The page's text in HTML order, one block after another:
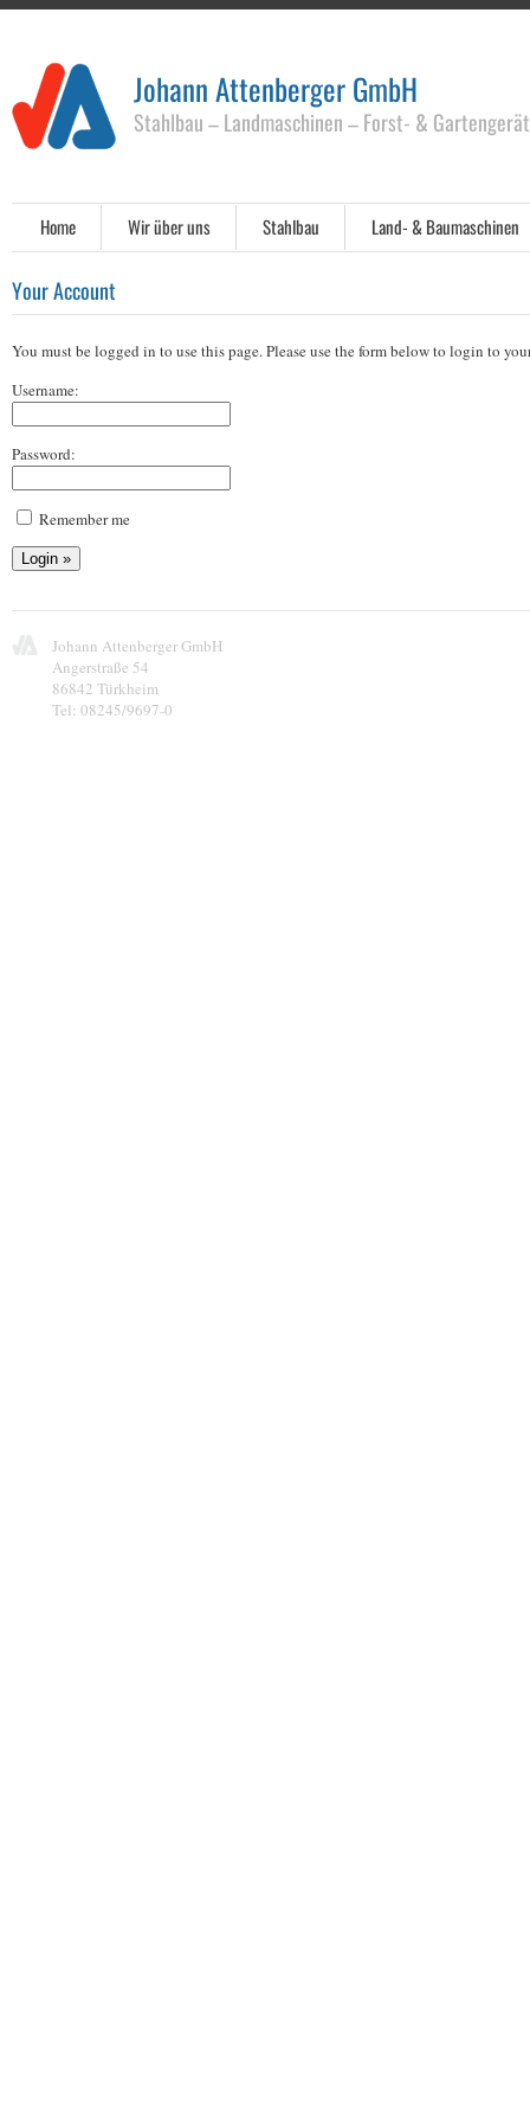
Johann Attenberger GmbH
Stahlbau – Landmaschinen – Forst- &
Home Wir über uns Stahlbau Land- & Baumaschinen
Your Account
You must be logged in to use this page. Please use the form below to login to
Username:
Password:
Remember me
Johann Attenberger GmbH
Angerstraße 54
86842 Türkheim
Tel: 08245/9697-0